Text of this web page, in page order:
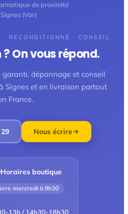
de proximité
(Var)
RECONDITIONNÉ · CONSEIL
On vous répond.
dépannage et conseil
Signes et en livraison partout
France.
Nous écrire
Horaires boutique
mercredi à 9h30
13h / 14h30-18h30